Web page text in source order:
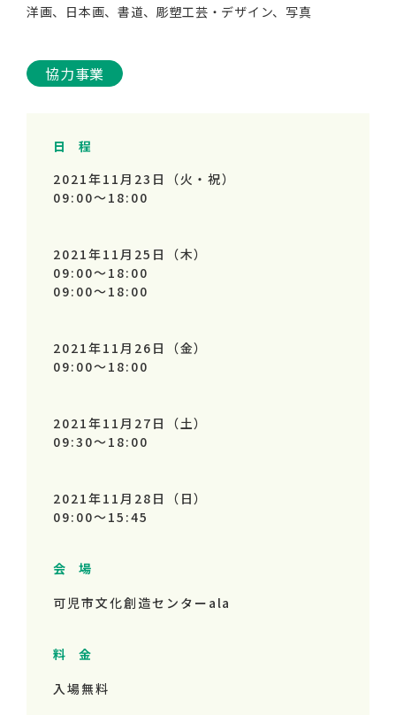
洋画、日本画、書道、彫塑工芸・デザイン、写真
協力事業
日 程
2021年11月23日（火・祝）
09:00～ 18:00
2021年11月25日（木）
09:00～ 18:00
09:00～ 18:00
2021年11月26日（金）
09:00～ 18:00
2021年11月27日（土）
09:30～ 18:00
2021年11月28日（日）
09:00～ 15:45
会 場
可児市文化創造センターala
料 金
入場無料